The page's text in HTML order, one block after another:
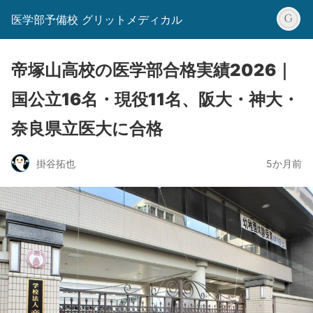
医学部予備校 グリットメディカル
帝塚山高校の医学部合格実績2026｜
国公立16名・現役11名、阪大・神大・
奈良県立医大に合格
掛谷拓也 5か月前